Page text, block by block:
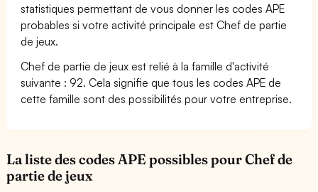
statistiques permettant de vous donner les codes APE
probables si votre activité principale est Chef de partie
de jeux.
Chef de partie de jeux est relié à la famille d'activité
suivante : 92. Cela signifie que tous les codes APE de
cette famille sont des possibilités pour votre entreprise.
La liste des codes APE possibles pour Chef de
partie de jeux